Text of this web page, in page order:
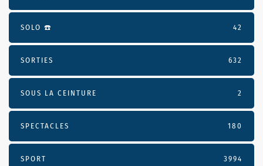
SOLO ☎️ 42
SORTIES 632
SOUS LA CEINTURE 2
SPECTACLES 180
SPORT 3994